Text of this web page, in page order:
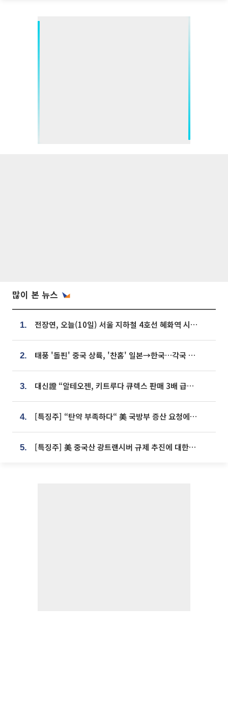
많이 본 뉴스
1. 전장연, 오늘(10일) 서울 지하철 4호선 혜화역 시위…1호선 용산역 무정차
2. 태풍 '돌핀' 중국 상륙, '찬홈' 일본→한국…각국 기상청 예상 경로는?
3. 대신證 “알테오젠, 키트루다 큐렉스 판매 3배 급증…목표가 41만원 상향”
4. [특징주] “탄약 부족하다“ 美 국방부 증산 요청에⋯국내 방산주 급등세
5. [특징주] 美 중국산 광트랜시버 규제 추진에 대한광통신 등 광통신株 강세